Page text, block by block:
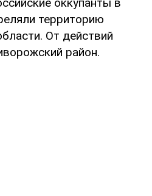
территорию
От действий
район.